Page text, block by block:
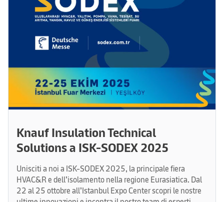
Knauf Insulation Technical
Solutions a ISK-SODEX 2025
Unisciti a noi a ISK-SODEX 2025, la principale fiera
HVAC&R e dell’isolamento nella regione Eurasiatica. Dal
22 al 25 ottobre all’Istanbul Expo Center scopri le nostre